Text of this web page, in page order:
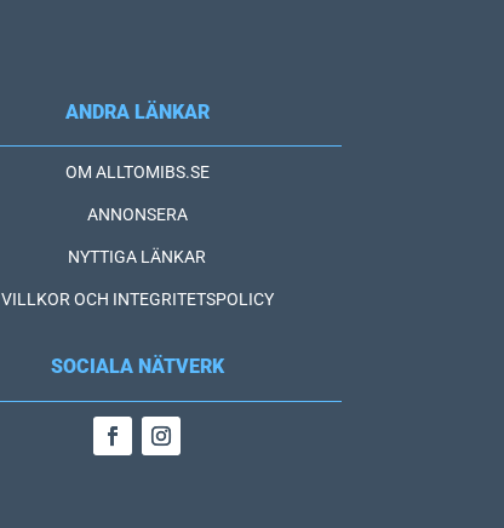
ANDRA LÄNKAR
OM ALLTOMIBS.SE
ANNONSERA
NYTTIGA LÄNKAR
VILLKOR OCH INTEGRITETSPOLICY
SOCIALA NÄTVERK